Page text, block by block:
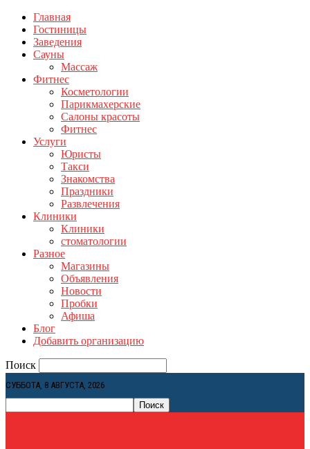
Главная
Гостиницы
Заведения
Сауны
Массаж
Фитнес
Косметологии
Парикмахерские
Салоны красоты
Фитнес
Услуги
Юристы
Такси
Знакомства
Праздники
Развлечения
Клиники
Клиники
стоматологии
Разное
Магазины
Объявления
Новости
Пробки
Афиша
Блог
Добавить организацию
Поиск
СУББОТА, 8 АВГУСТА, 2026